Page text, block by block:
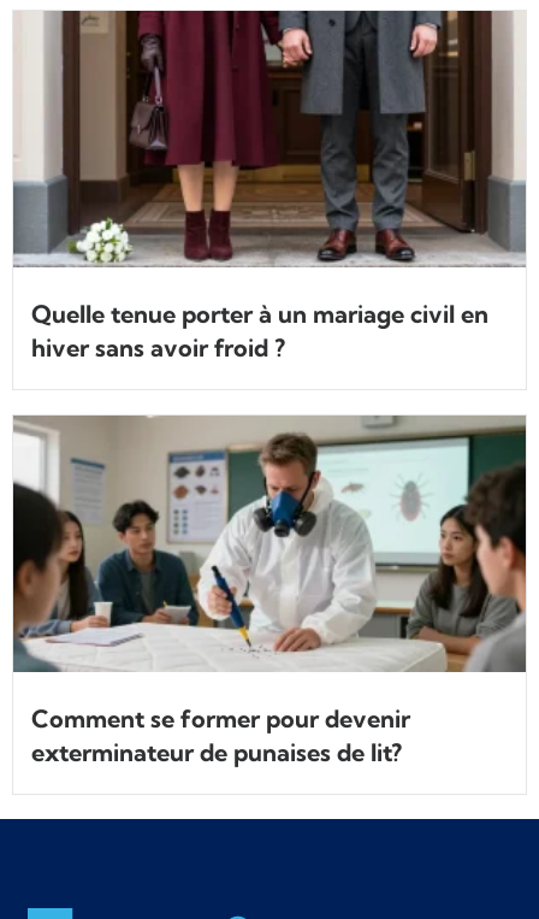
Quelle tenue porter à un mariage civil en
hiver sans avoir froid ?
Comment se former pour devenir
exterminateur de punaises de lit?